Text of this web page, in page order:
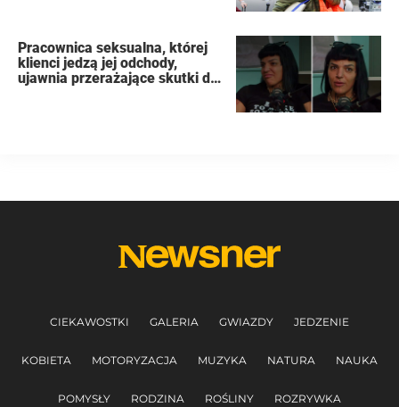
Pracownica seksualna, której
klienci jedzą jej odchody,
ujawnia przerażające skutki dla
CIEKAWOSTKI GALERIA GWIAZDY JEDZENIE
KOBIETA MOTORYZACJA MUZYKA NATURA NAUKA
POMYSŁY RODZINA ROŚLINY ROZRYWKA